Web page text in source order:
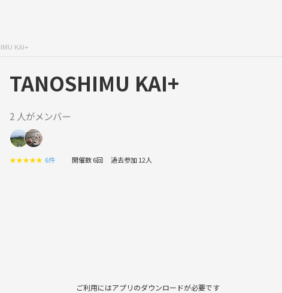
KAI+
TANOSHIMU KAI+
2 人がメンバー
★★★★★ 6件 開催数 6回 過去参加 12人
ご利用にはアプリのダウンロードが必要です